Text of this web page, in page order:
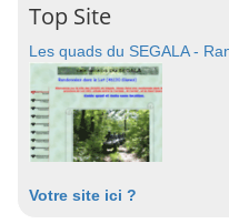
Top Site
Les quads du SEGALA -
Votre site ici ?